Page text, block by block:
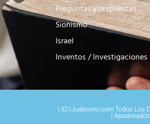
Preguntas y respuestas
Sionismo
Israel
Inventos / Investigaciones
| 321Judaismo.com Todos Los
|